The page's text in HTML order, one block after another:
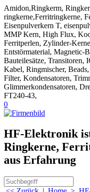
Amidon,Ringkerm,
ringkerne,Ferritringkerne,
Eisenpulverkern T,
MMP Kern, High Flux,
Ferritperlen, Zylinder-
Entstörmaterial, Magnetic-
Bauteilesätze,
Kabel, Ringmischer,
Filter, Kondensatoren,
Glimmerkondensatoren,
FT240-43,
0
HF-Elektronik
Ringkerne,
aus Erfahrung